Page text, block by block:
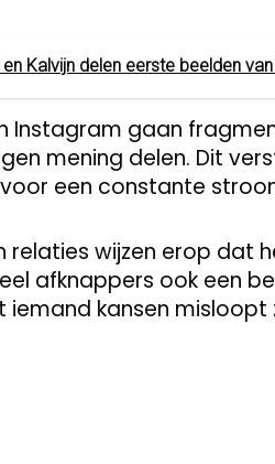
en Kalvijn delen eerste beelden
Instagram gaan
mening delen. Dit
een constante
relaties wijzen erop dat
afknappers ook een
iemand kansen